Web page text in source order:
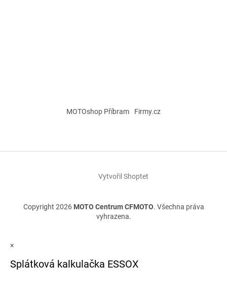
MOTOshop Příbram Firmy.cz
Vytvořil Shoptet
Copyright 2026 MOTO Centrum CFMOTO. Všechna práva
vyhrazena.
×
Splátková kalkulačka ESSOX